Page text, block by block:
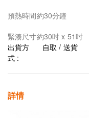
預熱時間約30分鐘
緊湊尺寸約30吋 x 51吋
出貨方
式 :
自取 / 送貨
詳情